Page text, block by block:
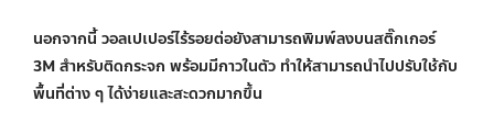
นอกจากนี้ วอลเปเปอร์ไร้รอยต่อยังสามารถพิมพ์ลงบนสติ๊กเกอร์
3M สำหรับติดกระจก พร้อมมีกาวในตัว ทำให้สามารถนำไปปรับใช้กับ
พื้นที่ต่าง ๆ ได้ง่ายและสะดวกมากขึ้น